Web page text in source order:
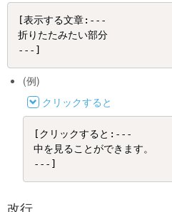
[表示する文章:---
折りたたみたい部分
(例)
クリックすると
[クリックすると:---
中を見ることができます。
改行